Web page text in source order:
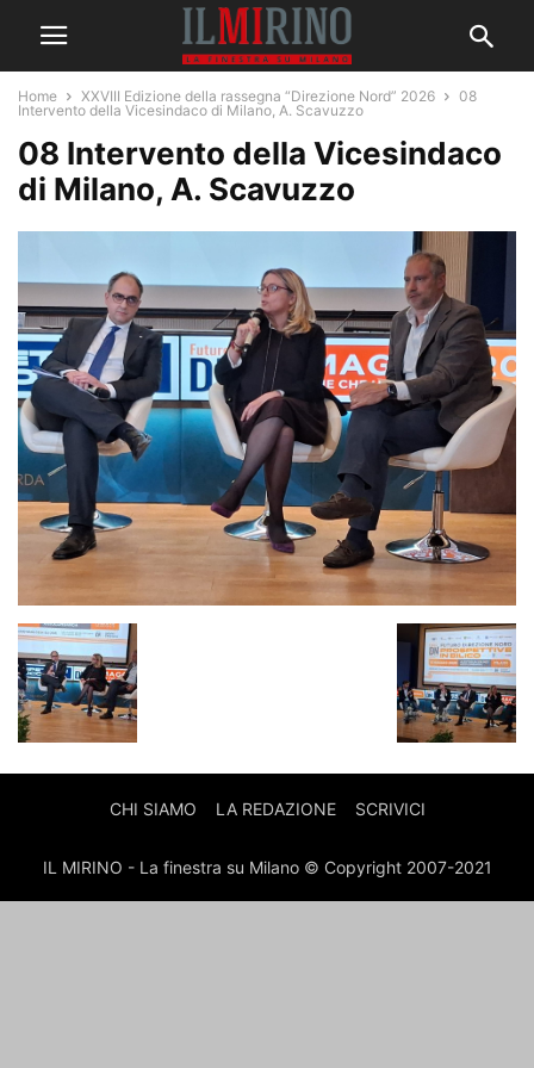
Home XXVIII Edizione della rassegna “Direzione Nord” 2026
08
Intervento della Vicesindaco di Milano, A. Scavuzzo
08 Intervento della Vicesindaco
di Milano, A. Scavuzzo
CHI SIAMO LA REDAZIONE SCRIVICI
IL MIRINO - La finestra su Milano © Copyright 2007-2021